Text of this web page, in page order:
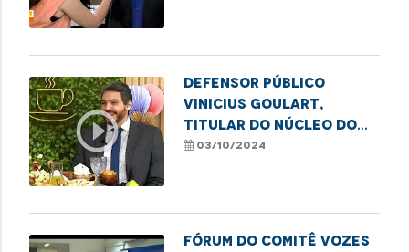
play_circle_outline
Defensor público
Vinicius Goulart,
titular do Núcleo do
Idoso, fala sobre
03/10/2024
Fórum do Comitê Vozes